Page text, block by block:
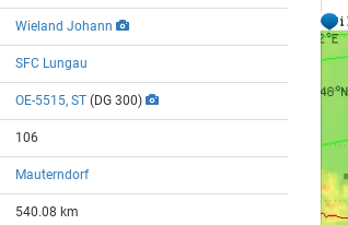
Wieland Johann
SFC Lungau
OE-5515, ST (DG 300)
106
Mauterndorf
540.08 km